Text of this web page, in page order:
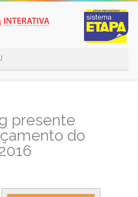
presente
do